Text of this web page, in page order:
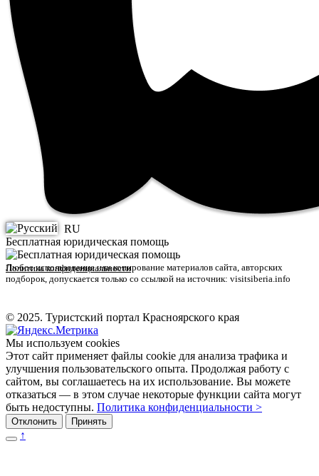
RU
Бесплатная юридическая помощь
Политика конфиденциальности
Любое использование или копирование материалов сайта, авторских
подборок, допускается только со ссылкой на источник: visitsiberia.info
© 2025. Туристский портал Красноярского края
Мы используем cookies
Этот сайт применяет файлы cookie для анализа трафика и
улучшения пользовательского опыта. Продолжая работу с
сайтом, вы соглашаетесь на их использование. Вы можете
отказаться — в этом случае некоторые функции сайта могут
быть недоступны. Политика конфиденциальности >
Отклонить Принять
↑